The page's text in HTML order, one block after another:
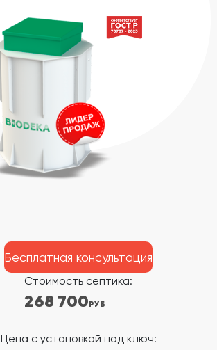
Стоимость септика:
268 700РУБ
Цена с установкой под ключ:
Бесплатная консультация